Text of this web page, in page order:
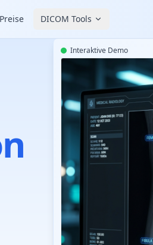
Preise DICOM Tools
Interaktive Demo